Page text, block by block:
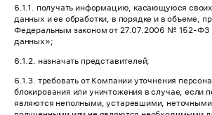
6.1.1. получать информацию, касающуюся
данных и ее обработки, в порядке и в объеме,
Федеральным законом от 27.07.2006 № 152-ФЗ
данных»;
6.1.2. назначать представителей;
6.1.3. требовать от Компании уточнения
блокирования или уничтожения в случае, если
являются неполными, устаревшими,